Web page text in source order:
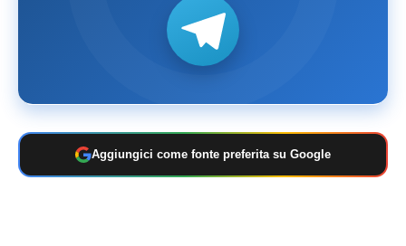
Aggiungici come fonte preferita su Google